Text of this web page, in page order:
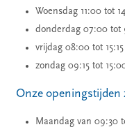
Woensdag 11:00 tot
donderdag 07:00 tot
vrijdag 08:00 tot 15:15
zondag 09:15 tot
Onze openingstijden
Maandag van 09:30